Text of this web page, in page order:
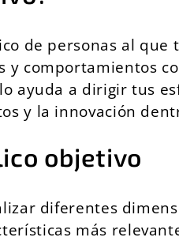
de personas al
comportamientos
ayuda a dirigir tus
y la innovación
objetivo
diferentes
más